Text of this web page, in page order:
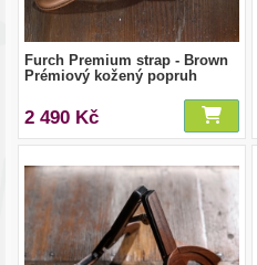
Furch Premium strap - Brown
Prémiový kožený popruh
2 490 Kč